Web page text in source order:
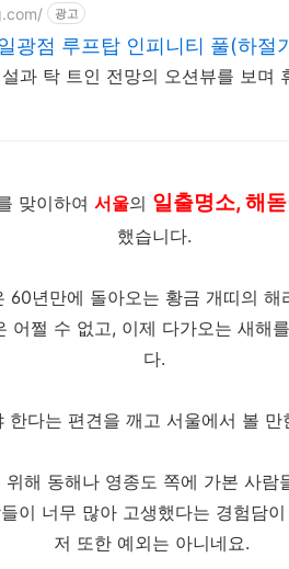
광고
광점 루프탑 인피니티 풀(하절
과 탁 트인 전망의 오션뷰를 보며
맞이하여 서울의 일출명소, 해
했습니다.
60년만에 돌아오는 황금 개띠의 해
어쩔 수 없고, 이제 다가오는 새해
다.
한다는 편견을 깨고 서울에서 볼
해 동해나 영종도 쪽에 가본 사람
이 너무 많아 고생했다는 경험담
저 또한 예외는 아니네요.